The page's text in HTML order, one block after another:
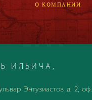
О КОМПАНИИ
ИЛЬИЧА,
Энтузиастов д. 2, оф.